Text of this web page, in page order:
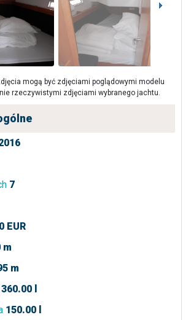
mogą być zdjęciami poglądowymi modelu
rzeczywistymi zdjęciami wybranego jachtu.
7
EUR
m
m
360.00 l
150.00 l